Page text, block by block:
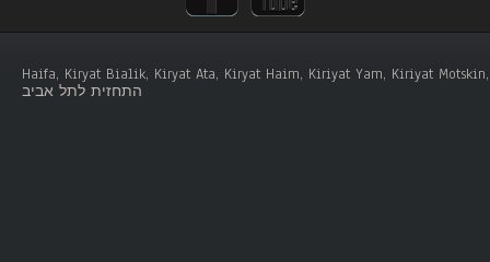
Haifa, Kiryat Bialik, Kiryat Ata, Kiryat Haim, Kiriyat Yam, Kiriyat
התחזית לתל אביב